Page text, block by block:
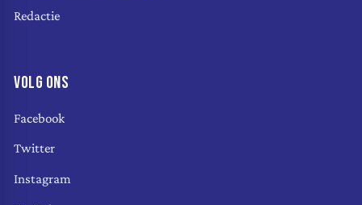
Redactie
VOLG ONS
Facebook
Twitter
Instagram